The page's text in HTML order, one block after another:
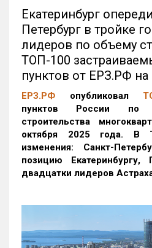
Екатеринбург
Петербург в тройке
лидеров по объему
ТОП-100
пунктов от ЕРЗ.РФ на
ЕРЗ.РФ опубликовал
пунктов России по
строительства
октября 2025 года. В
изменения: Санкт-
позицию Екатеринбургу,
двадцатки лидеров